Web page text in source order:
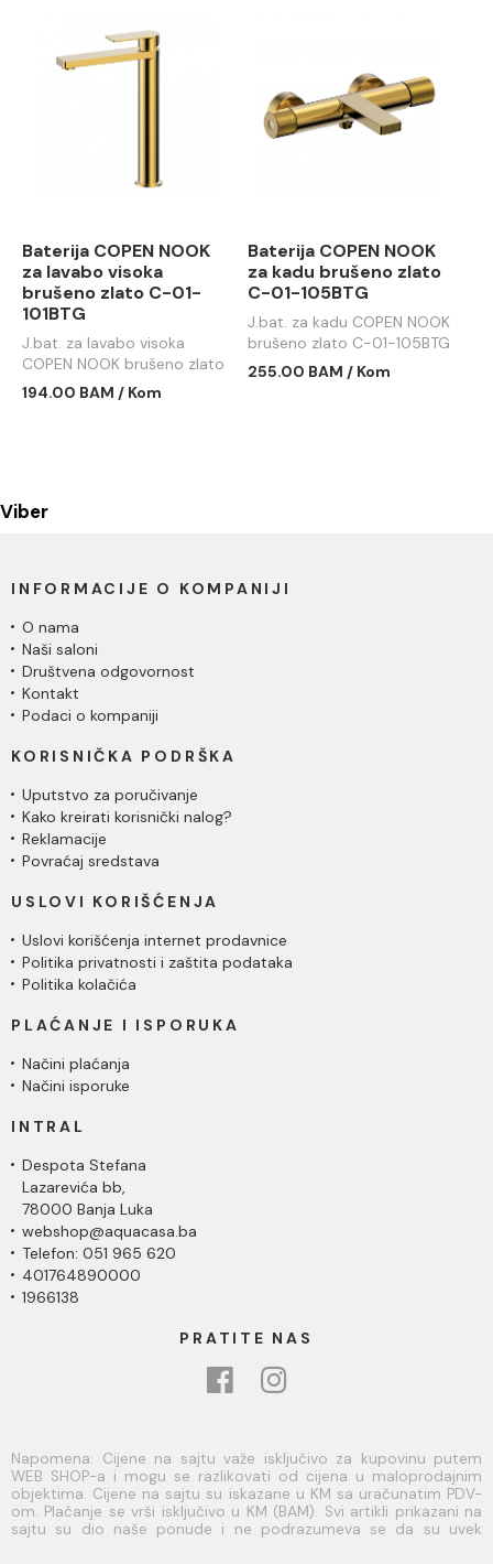
Baterija COPEN NOOK
za lavabo visoka
brušeno zlato C-01-
101BTG
J.bat. za lavabo visoka
COPEN NOOK brušeno zlato
C-01-101BTG
194.00 BAM / Kom
Baterija COPEN NOOK
za kadu brušeno zlato
C-01-105BTG
J.bat. za kadu COPEN NOOK
brušeno zlato C-01-105BTG
255.00 BAM / Kom
Viber
INFORMACIJE O KOMPANIJI
O nama
Naši saloni
Društvena odgovornost
Kontakt
Podaci o kompaniji
KORISNIČKA PODRŠKA
Uputstvo za poručivanje
Kako kreirati korisnički nalog?
Reklamacije
Povraćaj sredstava
USLOVI KORIŠĆENJA
Uslovi korišćenja internet prodavnice
Politika privatnosti i zaštita podataka
Politika kolačića
PLAĆANJE I ISPORUKA
Načini plaćanja
Načini isporuke
INTRAL
Despota Stefana
Lazarevića bb,
78000 Banja Luka
webshop@aquacasa.ba
Telefon: 051 965 620
401764890000
1966138
PRATITE NAS
Napomena: Cijene na sajtu važe isključivo za kupovinu putem
WEB SHOP-a i mogu se razlikovati od cijena u maloprodajnim
objektima. Cijene na sajtu su iskazane u KM sa uračunatim PDV-
om. Plaćanje se vrši isključivo u KM (BAM). Svi artikli prikazani na
sajtu su dio naše ponude i ne podrazumeva se da su uvek